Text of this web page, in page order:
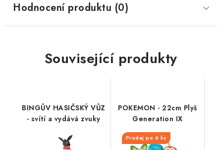
Hodnocení produktu (0)
Související produkty
BINGŮV HASIČSKÝ VŮZ
- svítí a vydává zvuky
POKEMON - 22cm Plyš
Generation IX
Prodej po 6 ks